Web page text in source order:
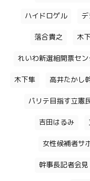
ハイドロゲル
落合貴之 木
れいわ新選組開票セン
木下隼 高井たかし
パリテ目指す立憲
吉田はるみ
女性候補者サ
幹事長記者会見